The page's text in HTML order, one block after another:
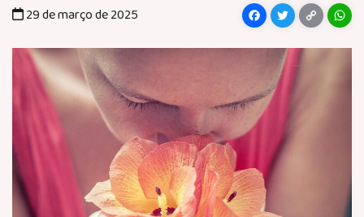
29 de março de 2025 Facebook
Twitter
Copy
Link